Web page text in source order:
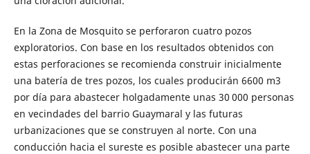
En la Zona de Mosquito se perforaron cuatro pozos
exploratorios. Con base en los resultados obtenidos con
estas perforaciones se recomienda construir inicialmente
una batería de tres pozos, los cuales producirán 6600 m3
por día para abastecer holgadamente unas 30 000 personas
en vecindades del barrio Guaymaral y las futuras
urbanizaciones que se construyen al norte. Con una
conducción hacia el sureste es posible abastecer una parte